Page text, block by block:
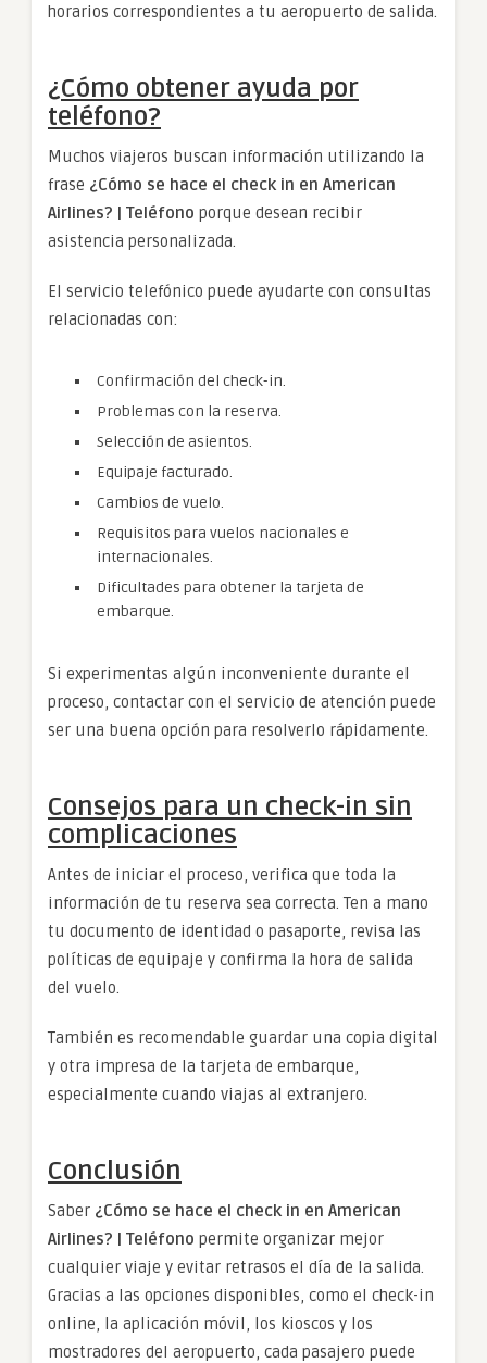
horarios correspondientes a tu aeropuerto de salida.
¿Cómo obtener ayuda por
teléfono?
Muchos viajeros buscan información utilizando la
frase ¿Cómo se hace el check in en American
Airlines? | Teléfono porque desean recibir
asistencia personalizada.
El servicio telefónico puede ayudarte con consultas
relacionadas con:
Confirmación del check-in.
Problemas con la reserva.
Selección de asientos.
Equipaje facturado.
Cambios de vuelo.
Requisitos para vuelos nacionales e
internacionales.
Dificultades para obtener la tarjeta de
embarque.
Si experimentas algún inconveniente durante el
proceso, contactar con el servicio de atención puede
ser una buena opción para resolverlo rápidamente.
Consejos para un check-in sin
complicaciones
Antes de iniciar el proceso, verifica que toda la
información de tu reserva sea correcta. Ten a mano
tu documento de identidad o pasaporte, revisa las
políticas de equipaje y confirma la hora de salida
del vuelo.
También es recomendable guardar una copia digital
y otra impresa de la tarjeta de embarque,
especialmente cuando viajas al extranjero.
Conclusión
Saber ¿Cómo se hace el check in en American
Airlines? | Teléfono permite organizar mejor
cualquier viaje y evitar retrasos el día de la salida.
Gracias a las opciones disponibles, como el check-in
online, la aplicación móvil, los kioscos y los
mostradores del aeropuerto, cada pasajero puede